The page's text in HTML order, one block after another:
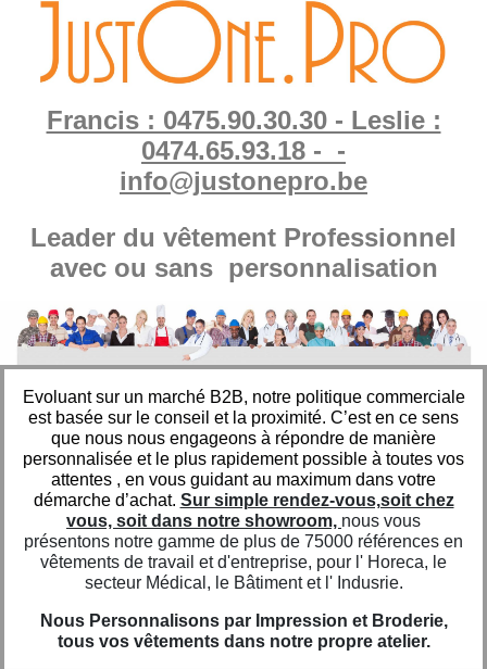
Francis : 0475.90.30.30 - Leslie :
0474.65.93.18 - -
info@justonepro.be
Leader du vêtement Professionnel
avec ou sans personnalisation
Evoluant sur un marché B2B, notre politique commerciale
est basée sur le conseil et la proximité. C’est en ce sens
que nous nous engageons à répondre de manière
personnalisée et le plus rapidement possible à toutes vos
attentes , en vous guidant au maximum dans votre
démarche d’achat. Sur simple rendez-vous,soit chez
vous, soit dans notre showroom, nous vous
présentons notre gamme de plus de 75000 références en
vêtements de travail et d'entreprise, pour l' Horeca, le
secteur Médical, le Bâtiment et l' Indusrie.
Nous Personnalisons par Impression et Broderie,
tous vos vêtements dans notre propre atelier.